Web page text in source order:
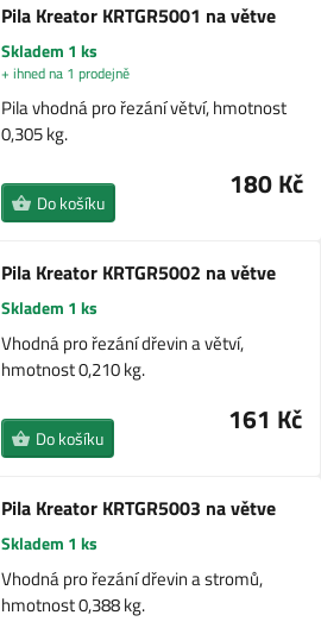
Pila Kreator KRTGR5001 na větve
Skladem 1 ks
+ ihned na 1 prodejně
Pila vhodná pro řezání větví, hmotnost
0,305 kg.
180 Kč
Do košíku
Pila Kreator KRTGR5002 na větve
Skladem 1 ks
Vhodná pro řezání dřevin a větví,
hmotnost 0,210 kg.
161 Kč
Do košíku
Pila Kreator KRTGR5003 na větve
Skladem 1 ks
Vhodná pro řezání dřevin a stromů,
hmotnost 0,388 kg.